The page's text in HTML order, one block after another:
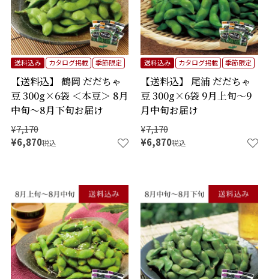
【送料込】 鶴岡 だだちゃ
豆 300g×6袋 ＜本豆＞ 8月
中旬～8月下旬お届け
送料込み カタログ掲載 季節限定
¥7,170
¥6,870税込
【送料込】 尾浦 だだちゃ
豆 300g×6袋 9月上旬～9
月中旬お届け
送料込み カタログ掲載 季節限定
¥7,170
¥6,870税込